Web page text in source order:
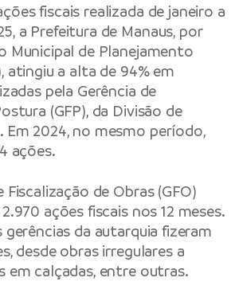
fiscais realizada de janeiro a
a Prefeitura de Manaus, por
Municipal de Planejamento
atingiu a alta de 94% em
pela Gerência de
(GFP), da Divisão de
Em 2024, no mesmo período,
ações.
Fiscalização de Obras (GFO)
ações fiscais nos 12 meses.
da autarquia fizeram
desde obras irregulares a
em calçadas, entre outras.